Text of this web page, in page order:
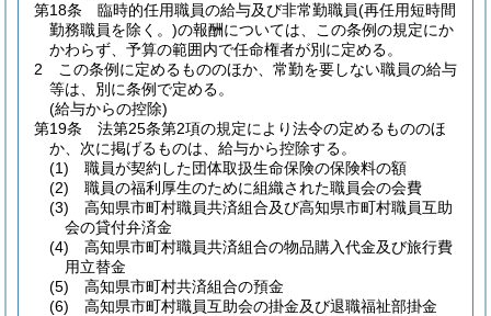
第18条
臨時的任用職員の給与及び非常勤職員(再任用短時間
勤務職員を除く。)の報酬については、この条例の規定にか
かわらず、予算の範囲内で任命権者が別に定める。
2
この条例に定めるもののほか、常勤を要しない職員の給与
等は、別に条例で定める。
(給与からの控除)
第19条
法第25条第2項の規定により法令の定めるもののほ
か、次に掲げるものは、給与から控除する。
(1)
職員が契約した団体取扱生命保険の保険料の額
(2)
職員の福利厚生のために組織された職員会の会費
(3)
高知県市町村職員共済組合及び高知県市町村職員互助
会の貸付弁済金
(4)
高知県市町村職員共済組合の物品購入代金及び旅行費
用立替金
(5)
高知県市町村共済組合の預金
(6)
高知県市町村職員互助会の掛金及び退職福祉部掛金